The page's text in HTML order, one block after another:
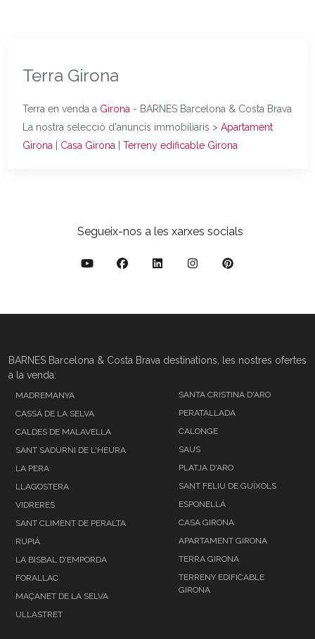
Terra Girona
Terra en venda a Girona - BARNES Barcelona & Costa Brava
La nostra selecció d'anuncis immobiliaris > Apartament
Girona | Casa Girona | Terreny edificable Girona
Segueix-nos a les xarxes socials
BARNES Barcelona & Costa Brava destinations, les nostres ofertes
a la venda:
MADREMANYA
CASSÁ DE LA SELVA
CALDES DE MALAVELLA
SANT SADURNI DE L'HEURA
LA PERA
LLAGOSTERA
VIDRERES
SANT CLIMENT DE PERALTA
RUPIÁ
LA BISBAL D'EMPORDA
FORALLAC
MAÇANET DE LA SELVA
ULLASTRET
SANTA CRISTINA D'ARO
PERATALLADA
CALONGE
SAUS
PLATJA D'ARO
SANT FELIU DE GUÍXOLS
ESPONELLÁ
CASA GIRONA
APARTAMENT GIRONA
TERRA GIRONA
TERRENY EDIFICABLE
GIRONA